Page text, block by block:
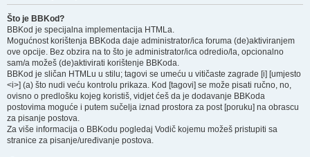
Što je BBKod?
BBKod je specijalna implementacija HTMLa.
Mogućnost korištenja BBKoda daje administrator/ica foruma (de)aktiviranjem
ove opcije. Bez obzira na to što je administrator/ica odredio/la, opcionalno
sam/a možeš (de)aktivirati korištenje BBKoda.
BBKod je sličan HTMLu u stilu; tagovi se umeću u vitičaste zagrade [i] [umjesto
<i>] (a) što nudi veću kontrolu prikaza. Kod [tagovi] se može pisati ručno, no,
ovisno o predlošku kojeg koristiš, vidjet ćeš da je dodavanje BBKoda
postovima moguće i putem sučelja iznad prostora za post [poruku] na obrascu
za pisanje postova.
Za više informacija o BBKodu pogledaj Vodič kojemu možeš pristupiti sa
stranice za pisanje/uređivanje postova.